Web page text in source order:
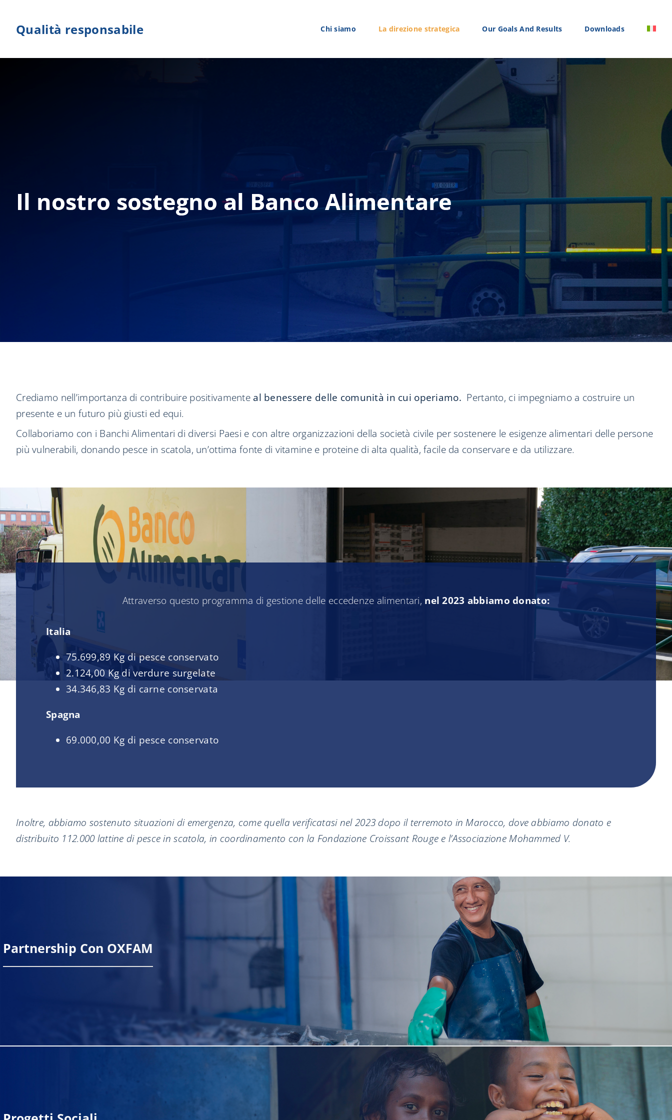
contenuto
Qualità responsabile Chi siamo La direzione strategica Our Goals And Results Downloads
Il nostro sostegno al Banco Alimentare
Crediamo nell’importanza di contribuire positivamente al benessere delle comunità in cui operiamo. Pertanto, ci impegniamo a costruire un
presente e un futuro più giusti ed equi.
Collaboriamo con i Banchi Alimentari di diversi Paesi e con altre organizzazioni della società civile per sostenere le esigenze alimentari delle persone
più vulnerabili, donando pesce in scatola, un’ottima fonte di vitamine e proteine di alta qualità, facile da conservare e da utilizzare.
Attraverso questo programma di gestione delle eccedenze alimentari, nel 2023 abbiamo donato:
Italia
75.699,89 Kg di pesce conservato
2.124,00 Kg di verdure surgelate
34.346,83 Kg di carne conservata
Spagna
69.000,00 Kg di pesce conservato
Inoltre, abbiamo sostenuto situazioni di emergenza, come quella verificatasi nel 2023 dopo il terremoto in Marocco, dove abbiamo donato e
distribuito 112.000 lattine di pesce in scatola, in coordinamento con la Fondazione Croissant Rouge e l’Associazione Mohammed V.
Partnership Con OXFAM